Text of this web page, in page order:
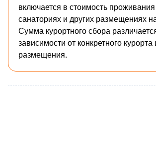
включается в стоимость проживания
санаториях и других размещениях
Сумма курортного сбора
зависимости от конкретного курорта
размещения.